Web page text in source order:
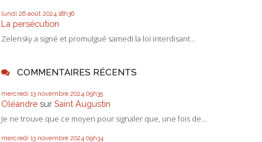
lundi 26 août 2024 18h36
La persécution
Zelensky a signé et promulgué samedi la loi interdisant...
COMMENTAIRES RÉCENTS
mercredi 13 novembre 2024 09h35
Oléandre sur Saint Augustin
Je ne trouve que ce moyen pour signaler que, une fois de...
mercredi 13 novembre 2024 09h34